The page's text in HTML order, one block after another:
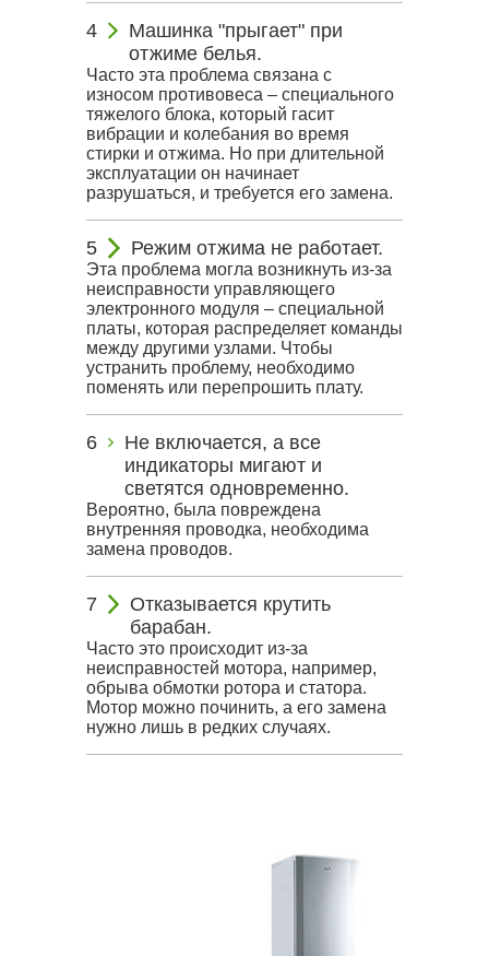
Машинка "прыгает" при
отжиме белья.
Часто эта проблема связана с
износом противовеса – специального
тяжелого блока, который гасит
вибрации и колебания во время
стирки и отжима. Но при длительной
эксплуатации он начинает
разрушаться, и требуется его замена.
Режим отжима не работает.
Эта проблема могла возникнуть из-за
неисправности управляющего
электронного модуля – специальной
платы, которая распределяет команды
между другими узлами. Чтобы
устранить проблему, необходимо
поменять или перепрошить плату.
Не включается, а все
индикаторы мигают и
светятся одновременно.
Вероятно, была повреждена
внутренняя проводка, необходима
замена проводов.
Отказывается крутить
барабан.
Часто это происходит из-за
неисправностей мотора, например,
обрыва обмотки ротора и статора.
Мотор можно починить, а его замена
нужно лишь в редких случаях.